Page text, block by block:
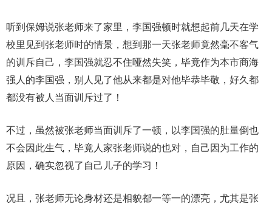
听到保姆说张老师来了家里，李国强顿时就想起前几天在学
校里见到张老师时的情景，想到那一天张老师竟然毫不客气
的训斥自己，李国强就忍不住哑然失笑，毕竟作为本市商海
强人的李国强，别人见了他从来都是对他毕恭毕敬，好久都
都没有被人当面训斥过了！
不过，虽然被张老师当面训斥了一顿，以李国强的肚量倒也
不会因此生气，毕竟人家张老师说的也对，自己因为工作的
原因，确实忽视了自己儿子的学习！
况且，张老师无论身材还是相貌都一等一的漂亮，尤其是张